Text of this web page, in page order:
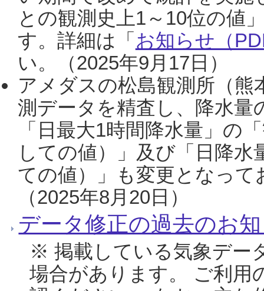
との観測史上1～10位の値
す。詳細は「 お知らせ（
い。（2025年9月17日）
アメダスの松島観測所（熊
測データを精査し、降水
「日最大1時間降水量」の
しての値）」及び「日降
ての値）」も変更となっ
（2025年8月20日）
データ修正の過去のお
※ 掲載している気象デー
場合があります。 ご利用